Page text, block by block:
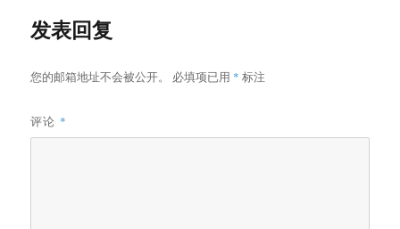
发表回复
您的邮箱地址不会被公开。 必填项已用 * 标注
评论 *